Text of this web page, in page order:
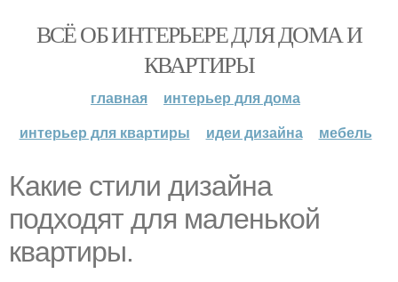
ВСЁ ОБ ИНТЕРЬЕРЕ ДЛЯ ДОМА И
КВАРТИРЫ
главная
интерьер для дома
интерьер для квартиры
идеи дизайна мебель
Какие стили дизайна
подходят для маленькой
квартиры.